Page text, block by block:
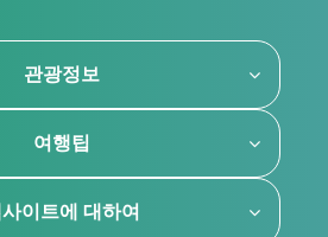
관광정보
여행팁
이트에 대하여